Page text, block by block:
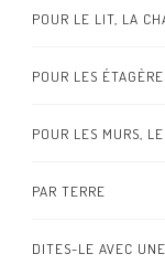
POUR LE LIT, LA
POUR LES
POUR LES MURS,
PAR TERRE
DITES-LE AVEC UNE